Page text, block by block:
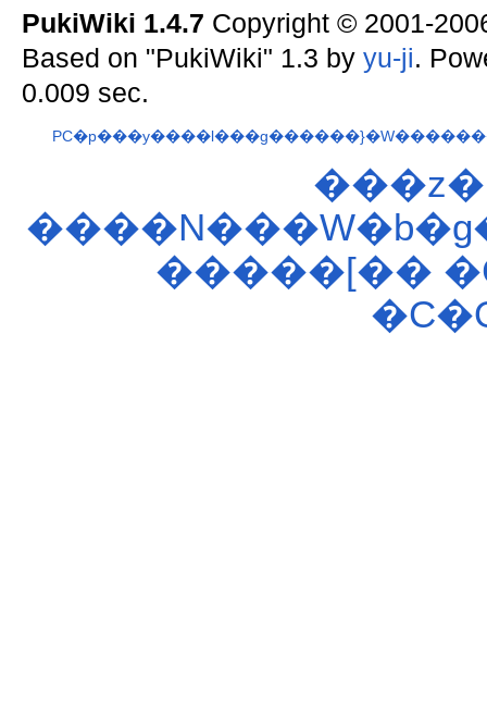
PukiWiki 1.4.7 Copyright © 2001-
Based on "PukiWiki" 1.3 by yu-ji.
0.009 sec.
�����[��